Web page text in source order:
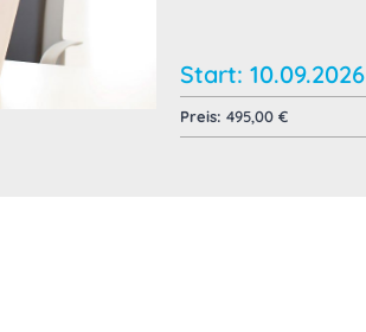
Start: 10.09.2026
Preis: 495,00 €